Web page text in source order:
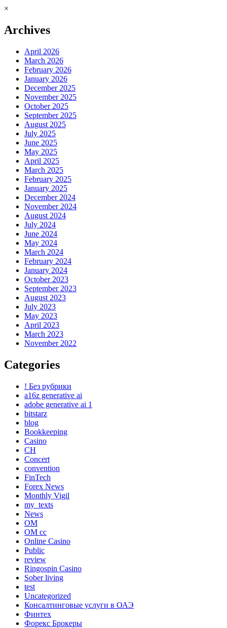
×
Archives
April 2026
March 2026
February 2026
January 2026
December 2025
November 2025
October 2025
September 2025
August 2025
July 2025
June 2025
May 2025
April 2025
March 2025
February 2025
January 2025
December 2024
November 2024
August 2024
July 2024
June 2024
May 2024
March 2024
February 2024
January 2024
October 2023
September 2023
August 2023
July 2023
May 2023
April 2023
March 2023
November 2022
Categories
! Без рубрики
a16z generative ai
adobe generative ai 1
bitstarz
blog
Bookkeeping
Casino
CH
Concert
convention
FinTech
Forex News
Monthly Vigil
my_texts
News
OM
OM cc
Online Casino
Public
review
Ringospin Casino
Sober living
test
Uncategorized
Консалтинговые услуги в ОАЭ
Финтех
Форекс Брокеры